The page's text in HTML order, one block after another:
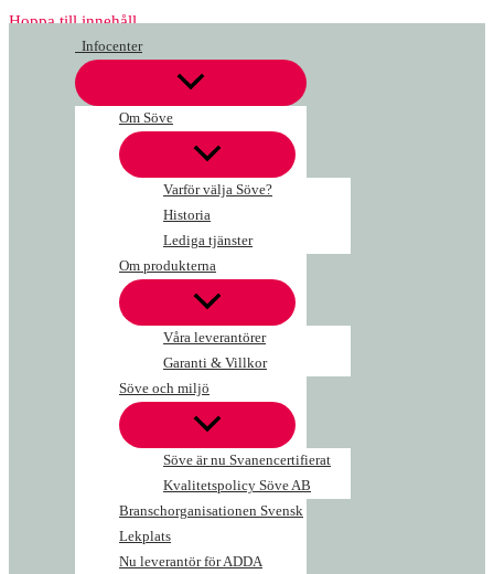
Hoppa till innehåll
Infocenter
Om Söve
Varför välja Söve?
Historia
Lediga tjänster
Om produkterna
Våra leverantörer
Garanti & Villkor
Söve och miljö
Söve är nu Svanencertifierat
Kvalitetspolicy Söve AB
Branschorganisationen Svensk
Lekplats
Nu leverantör för ADDA